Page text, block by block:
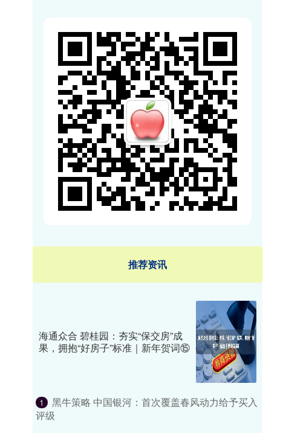
推荐资讯
海通众合 碧桂园：夯实“保交房”成
果，拥抱“好房子”标准｜新年贺词⑮
1
黑牛策略 中国银河：首次覆盖春风动力给予买入
评级